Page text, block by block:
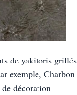
de yakitoris grillés
exemple, Charbon
décoration